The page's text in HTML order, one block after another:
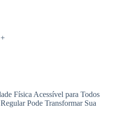
Física Acessível para Todos
Pode Transformar Sua